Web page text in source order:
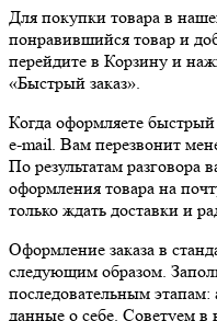
Для покупки товара в
понравившийся товар и
перейдите в Корзину и
«Быстрый заказ».
Когда оформляете
e-mail. Вам перезвонит
По результатам разговора
оформления товара на
только ждать доставки и
Оформление заказа в
следующим образом.
последовательным этапам:
данные о себе. Советуем в